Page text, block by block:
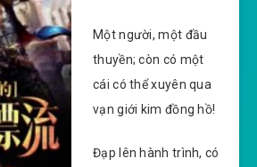
Một người, một đầu
thuyền; còn có một
cái có thể xuyên qua
vạn giới kim đồng hồ!
Đạp lên hành trình, có